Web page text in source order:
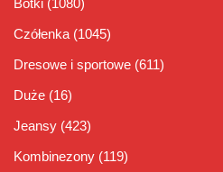
Botki (1080)
Czółenka (1045)
Dresowe i sportowe (611)
Duże (16)
Jeansy (423)
Kombinezony (119)